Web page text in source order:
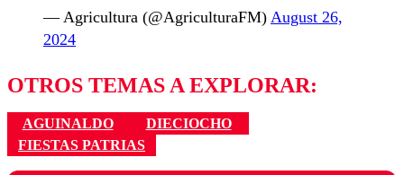
— Agricultura (@AgriculturaFM) August 26,
2024
OTROS TEMAS A EXPLORAR:
AGUINALDO
DIECIOCHO
FIESTAS PATRIAS